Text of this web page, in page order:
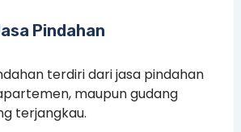
Pindahan
terdiri dari jasa pindahan
maupun gudang
terjangkau.